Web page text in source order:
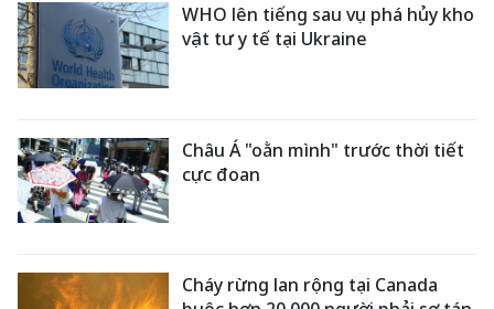
WHO lên tiếng sau vụ phá hủy kho
vật tư y tế tại Ukraine
Châu Á "oằn mình" trước thời tiết
cực đoan
Cháy rừng lan rộng tại Canada